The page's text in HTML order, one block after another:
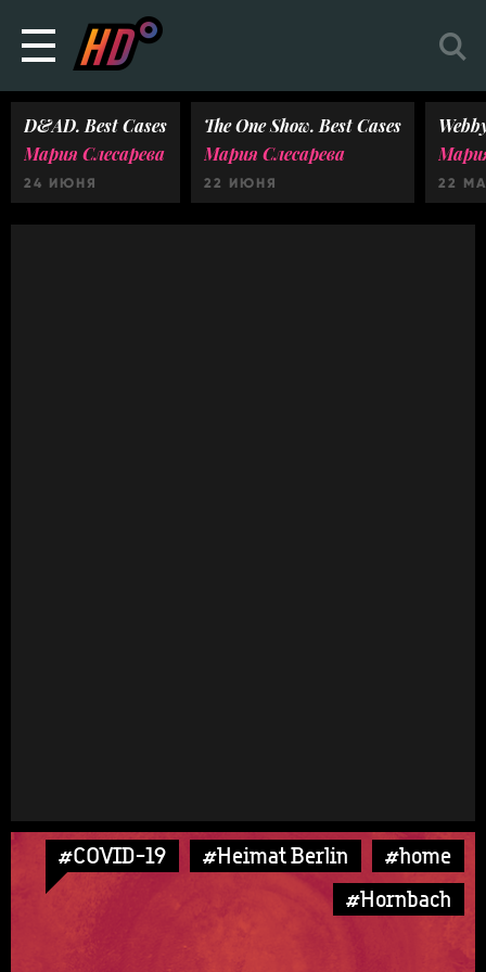
D&AD. Best Cases
Мария Слесарева
24 ИЮНЯ
The One Show. Best Cases
Мария Слесарева
22 ИЮНЯ 22
#COVID-19 #Heimat Berlin
#home
#Hornbach